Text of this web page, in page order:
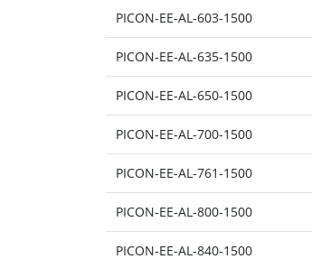
PICON-EE-AL-603-1500
PICON-EE-AL-635-1500
PICON-EE-AL-650-1500
PICON-EE-AL-700-1500
PICON-EE-AL-761-1500
PICON-EE-AL-800-1500
PICON-EE-AL-840-1500